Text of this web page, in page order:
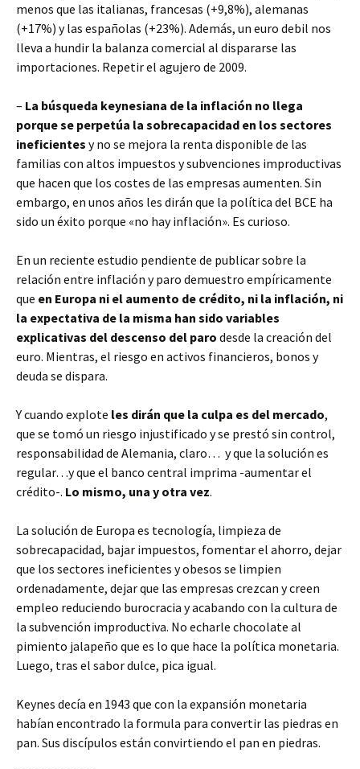
menos que las italianas, francesas (+9,8%), alemanas
(+17%) y las españolas (+23%). Además, un euro debil nos
lleva a hundir la balanza comercial al dispararse las
importaciones. Repetir el agujero de 2009.
– La búsqueda keynesiana de la inflación no llega
porque se perpetúa la sobrecapacidad en los sectores
ineficientes y no se mejora la renta disponible de las
familias con altos impuestos y subvenciones improductivas
que hacen que los costes de las empresas aumenten. Sin
embargo, en unos años les dirán que la política del BCE ha
sido un éxito porque «no hay inflación». Es curioso.
En un reciente estudio pendiente de publicar sobre la
relación entre inflación y paro demuestro empíricamente
que en Europa ni el aumento de crédito, ni la inflación, ni
la expectativa de la misma han sido variables
explicativas del descenso del paro desde la creación del
euro. Mientras, el riesgo en activos financieros, bonos y
deuda se dispara.
Y cuando explote les dirán que la culpa es del mercado,
que se tomó un riesgo injustificado y se prestó sin control,
responsabilidad de Alemania, claro… y que la solución es
regular…y que el banco central imprima -aumentar el
crédito-. Lo mismo, una y otra vez.
La solución de Europa es tecnología, limpieza de
sobrecapacidad, bajar impuestos, fomentar el ahorro, dejar
que los sectores ineficientes y obesos se limpien
ordenadamente, dejar que las empresas crezcan y creen
empleo reduciendo burocracia y acabando con la cultura de
la subvención improductiva. No echarle chocolate al
pimiento jalapeño que es lo que hace la política monetaria.
Luego, tras el sabor dulce, pica igual.
Keynes decía en 1943 que con la expansión monetaria
habían encontrado la formula para convertir las piedras en
pan. Sus discípulos están convirtiendo el pan en piedras.